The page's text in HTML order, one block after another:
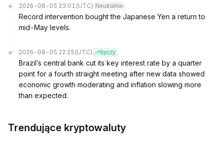
2026-08-05 23:01 (UTC) Neutralnie
Record intervention bought the Japanese Yen a return to
mid-May levels.
2026-08-05 22:25 (UTC) byczy
Brazil’s central bank cut its key interest rate by a quarter
point for a fourth straight meeting after new data showed
economic growth moderating and inflation slowing more
than expected.
Trendujące kryptowaluty